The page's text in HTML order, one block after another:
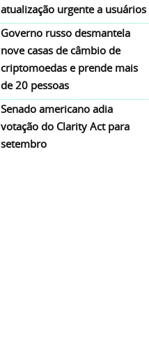
atualização urgente a usuários
Governo russo desmantela
nove casas de câmbio de
criptomoedas e prende mais
de 20 pessoas
Senado americano adia
votação do Clarity Act para
setembro